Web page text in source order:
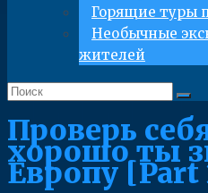
Горящие туры
Необычные
жителей
Проверь
хорошо ты
Европу [Part